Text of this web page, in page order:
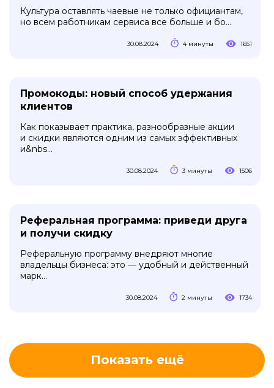
Культура оставлять чаевые не только официантам,
но всем работникам сервиса все больше и бо...
30.08.2024 4 минуты 1651
Промокоды: новый способ удержания
клиентов
Как показывает практика, разнообразные акции
и скидки являются одним из самых эффективных
и&nbs...
30.08.2024 3 минуты 1506
Реферальная программа: приведи друга
и получи скидку
Реферальную программу внедряют многие
владельцы бизнеса: это — удобный и действенный
марк...
30.08.2024 2 минуты 1734
Показать ещё